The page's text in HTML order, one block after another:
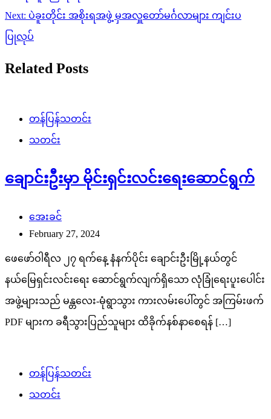
Next: ပဲခူးတိုင်း အစိုးရအဖွဲ့ မှအလှူတော်မင်္ဂလာများ ကျင်းပ
ပြုလုပ်
Related Posts
တန်ပြန်သတင်း
သတင်း
ချောင်းဦးမှာ မိုင်းရှင်းလင်းရေးဆောင်ရွက်
အေးခင်
February 27, 2024
ဖေဖော်ဝါရီလ ၂၇ ရက်နေ့ နံနက်ပိုင်း ချောင်းဦးမြို့နယ်တွင်
နယ်မြေရှင်းလင်းရေး ဆောင်ရွက်လျက်ရှိသော လုံခြုံရေးပူးပေါင်း
အဖွဲ့များသည် မန္တလေး-မုံရွာသွား ကားလမ်းပေါ်တွင် အကြမ်းဖက်
PDF များက ခရီသွားပြည်သူများ ထိခိုက်နစ်နာစေရန် […]
တန်ပြန်သတင်း
သတင်း